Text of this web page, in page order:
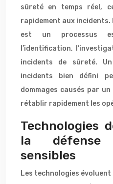
sûreté en temps réel,
rapidement aux incidents.
est un processus
l’identification,
incidents de sûreté.
incidents bien défini
dommages causés par
rétablir rapidement les
Technologies
la défense
sensibles
Les technologies